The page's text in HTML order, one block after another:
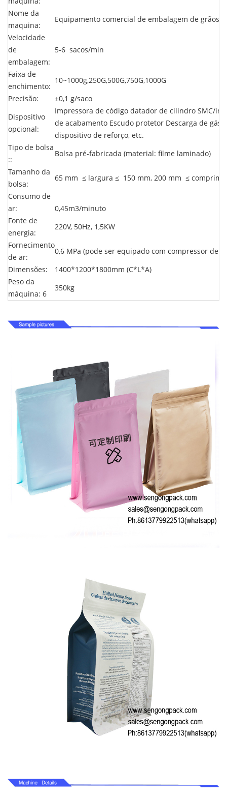
Nome da
maquina:
Equipamento comercial de embalagem de grãos
Velocidade
de
embalagem:
5-6 sacos/min
Faixa de
enchimento:
10~1000g,250G,500G,750G,1000G
Precisão:
±0,1 g/saco
Dispositivo
opcional:
Impressora de código datador de cilindro SMC/
de acabamento Escudo protetor Descarga de
dispositivo de reforço, etc.
Tipo de bolsa
::
Bolsa pré-fabricada (material: filme laminado)
Tamanho da
bolsa:
65 mm ≤ largura ≤ 150 mm, 200 mm ≤
Consumo de
ar:
0,45m3/minuto
Fonte de
energia:
220V, 50Hz, 1,5KW
Fornecimento
de ar:
0,6 MPa (pode ser equipado com compressor de
Dimensões:
1400*1200*1800mm (C*L*A)
Peso da
máquina: 6
350kg